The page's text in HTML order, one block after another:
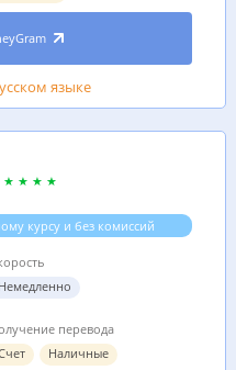
языке
курсу и без комиссий
Немедленно
перевода
Наличные